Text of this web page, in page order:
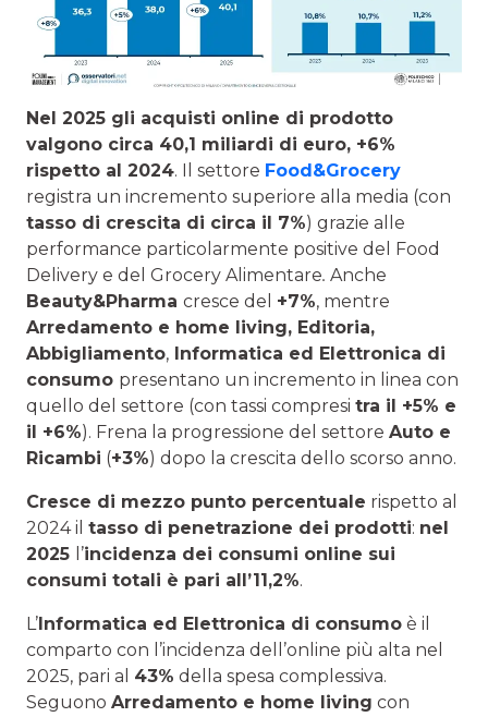
Nel 2025 gli acquisti online di prodotto
valgono circa 40,1 miliardi di euro, +6%
rispetto al 2024. Il settore Food&Grocery
registra un incremento superiore alla media (con
tasso di crescita di circa il 7%) grazie alle
performance particolarmente positive del Food
Delivery e del Grocery Alimentare. Anche
Beauty&Pharma cresce del +7%, mentre
Arredamento e home living, Editoria,
Abbigliamento, Informatica ed Elettronica di
consumo presentano un incremento in linea con
quello del settore (con tassi compresi tra il +5% e
il +6%). Frena la progressione del settore Auto e
Ricambi (+3%) dopo la crescita dello scorso anno.
Cresce di mezzo punto percentuale rispetto al
2024 il tasso di penetrazione dei prodotti: nel
2025 l’incidenza dei consumi online sui
consumi totali è pari all’11,2%.
L’ Informatica ed Elettronica di consumo è il
comparto con l’incidenza dell’online più alta nel
2025, pari al 43% della spesa complessiva.
Seguono Arredamento e home living con